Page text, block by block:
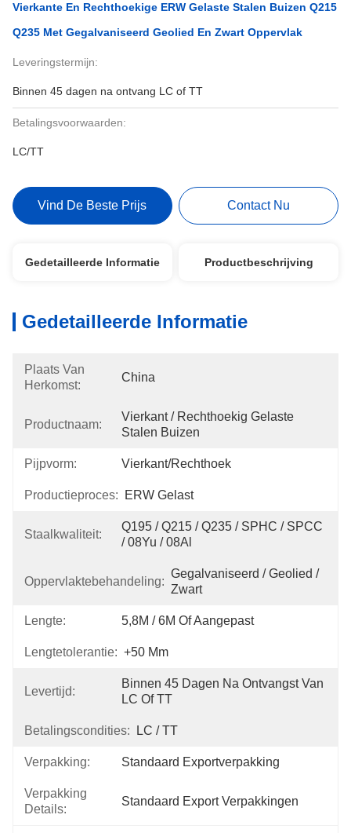
Vierkante En Rechthoekige ERW Gelaste Stalen Buizen Q215
Q235 Met Gegalvaniseerd Geolied En Zwart Oppervlak
Leveringstermijn:
Binnen 45 dagen na ontvang LC of TT
Betalingsvoorwaarden:
LC/TT
Vind De Beste Prijs Contact Nu
Gedetailleerde Informatie Productbeschrijving
Gedetailleerde Informatie
Plaats Van
Herkomst:
China
Productnaam:
Vierkant / Rechthoekig Gelaste
Stalen Buizen
Pijpvorm: Vierkant/Rechthoek
Productieproces: ERW Gelast
Staalkwaliteit:
Q195 / Q215 / Q235 / SPHC / SPCC
/ 08Yu / 08Al
Oppervlaktebehandeling:
Gegalvaniseerd / Geolied /
Zwart
Lengte: 5,8M / 6M Of Aangepast
Lengtetolerantie: +50 Mm
Levertijd:
Binnen 45 Dagen Na Ontvangst Van
LC Of TT
Betalingscondities: LC / TT
Verpakking: Standaard Exportverpakking
Verpakking
Details:
Standaard Export Verpakkingen